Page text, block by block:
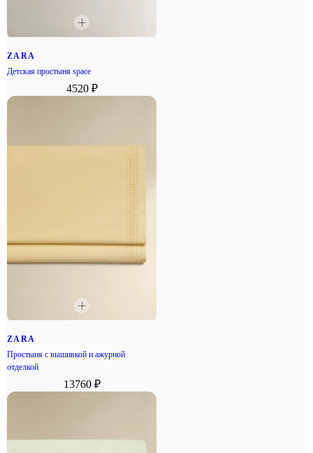
ZARA
Детская простыня space
4520 ₽
ZARA
Простыня с вышивкой и ажурной
отделкой
13760 ₽